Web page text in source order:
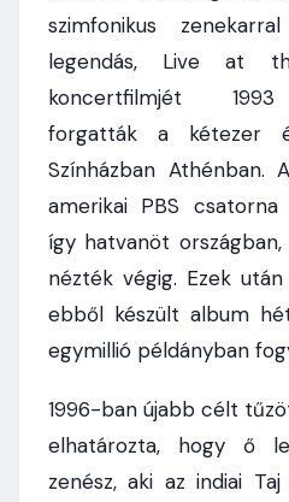
szimfonikus
legendás, Live at
koncertfilmjét 1993
forgatták a kétezer
Színházban Athénban.
amerikai PBS
így hatvanöt
nézték végig. Ezek
ebből készült album
egymillió példányban
1996-ban újabb célt
elhatározta, hogy ő
zenész, aki az indiai